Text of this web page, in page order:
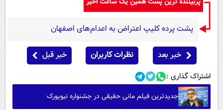
پشت پرده کلیپ اعتراض به اعدام‌های اصفهان
خبر بعد نظرات کاربران خبر قبل
اشتراک گذاری :
جدیدترین فیلم مانی حقیقی در جشنواره نیویورک